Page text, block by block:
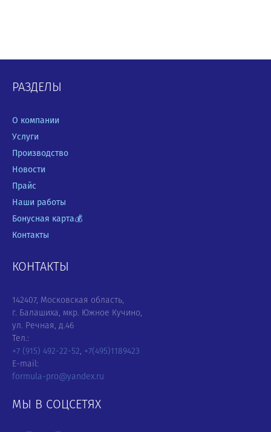
РАЗДЕЛЫ
О компании
Услуги
Производство
Новости
Прайс
Наши работы
Бонусная карта💰
Контакты
КОНТАКТЫ
142407, Московская область,
г. Балашиха, мкр. Южное Кучино,
ул. Речная, д.46
Тел.:
+7 (915) 492-22-52, +7(495)1189423
E-mail:
formula-pro@yandex.ru
МЫ В СОЦСЕТЯХ